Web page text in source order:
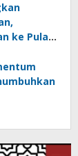
ke Pulau